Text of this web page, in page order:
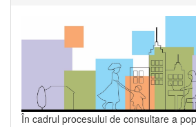
În cadrul procesului de consultare a